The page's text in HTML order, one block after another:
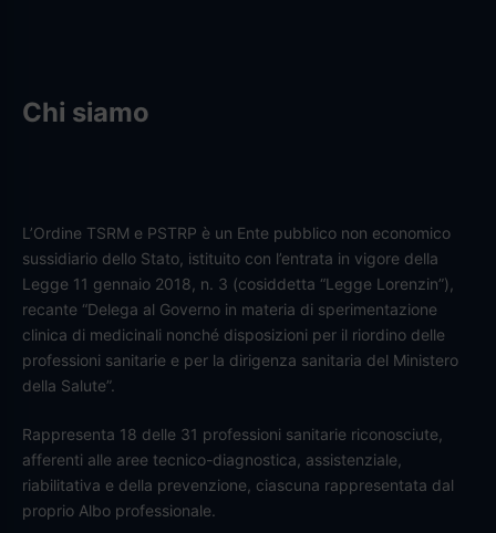
Chi siamo
L’Ordine TSRM e PSTRP è un Ente pubblico non economico
sussidiario dello Stato, istituito con l’entrata in vigore della
Legge 11 gennaio 2018, n. 3 (cosiddetta “Legge Lorenzin”),
recante “Delega al Governo in materia di sperimentazione
clinica di medicinali nonché disposizioni per il riordino delle
professioni sanitarie e per la dirigenza sanitaria del Ministero
della Salute”.
Rappresenta 18 delle 31 professioni sanitarie riconosciute,
afferenti alle aree tecnico-diagnostica, assistenziale,
riabilitativa e della prevenzione, ciascuna rappresentata dal
proprio Albo professionale.